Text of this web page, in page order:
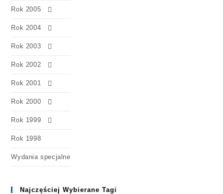
Rok 2005
Rok 2004
Rok 2003
Rok 2002
Rok 2001
Rok 2000
Rok 1999
Rok 1998
Wydania specjalne
Najczęściej Wybierane Tagi